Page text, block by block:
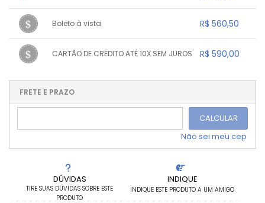
DÚVIDAS
TIRE SUAS DÚVIDAS SOBRE ESTE
PRODUTO
INDIQUE
INDIQUE ESTE PRODUTO A UM AMIGO
.
Boleto à vista R$ 560,50
.
CARTÃO DE CRÉDITO ATÉ 10X SEM JUROS R$ 590,00
...
....
FRETE E PRAZO
CALCULAR
Não sei meu cep